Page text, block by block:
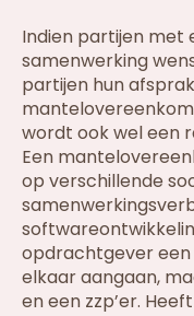
Indien partijen met
samenwerking
partijen hun
wordt ook wel een
Een
op verschillende
opdrachtgever
elkaar aangaan,
en een zzp’er.